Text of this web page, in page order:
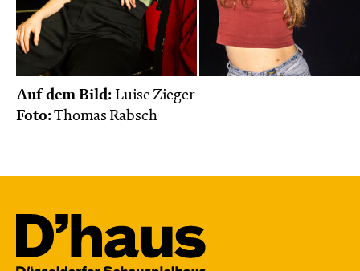
Auf dem Bild: Luise Zieger
Foto:Thomas Rabsch